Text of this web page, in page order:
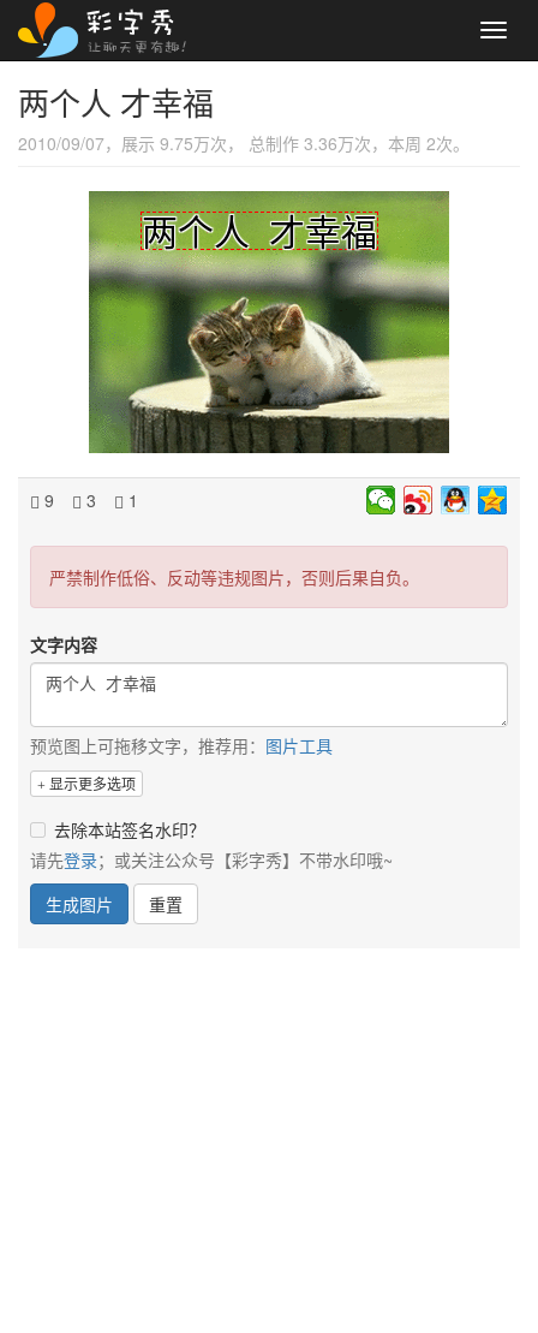
两个人 才幸福
2010/09/07，展示 9.75万次， 总制作 3.36万次，本周 2次。
9 3 1
严禁制作低俗、反动等违规图片，否则后果自负。
文字内容
预览图上可拖移文字，推荐用： 图片工具
显示更多选项
去除本站签名水印？
请先登录；或关注公众号【彩字秀】不带水印哦~
生成图片
重置
两个人 才幸福